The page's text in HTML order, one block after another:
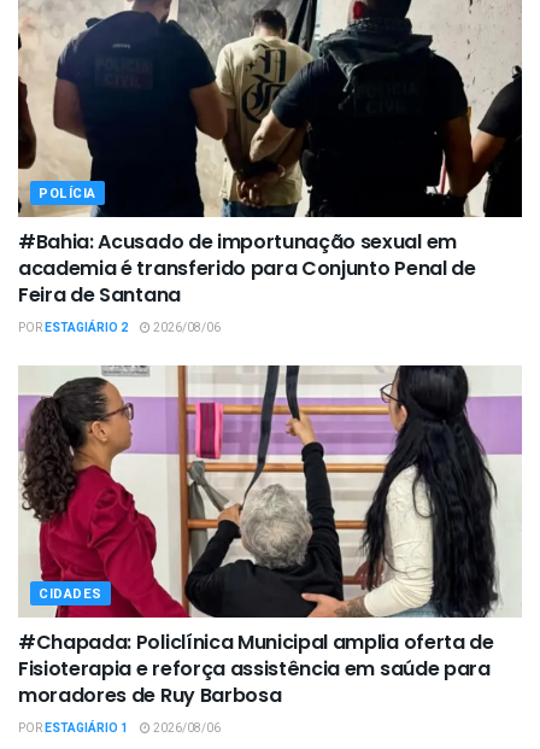
POLÍCIA
#Bahia: Acusado de importunação sexual em
academia é transferido para Conjunto Penal de
Feira de Santana
PORESTAGIÁRIO 2 2026/08/06
CIDADES
#Chapada: Policlínica Municipal amplia oferta de
Fisioterapia e reforça assistência em saúde para
moradores de Ruy Barbosa
PORESTAGIÁRIO 1 2026/08/06